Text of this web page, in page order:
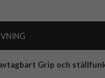
Grip och